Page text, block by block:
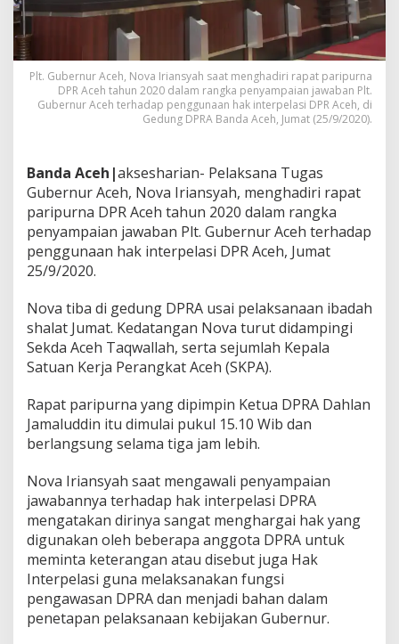
i
P
r
i
p
u
r
D
P
R
A
t
e
a
n
g
I
n
r
p
e
a
s
i
Plt. Gubernur Aceh, Nova Iriansyah saat menghadiri rapat paripurna
DPR Aceh tahun 2020 dalam rangka penyampaian jawaban Plt.
Gubernur Aceh terhadap penggunaan hak interpelasi DPR Aceh, di
Gedung DPRA Banda Aceh, Jumat (25/9/2020).
Banda Aceh|aksesharian- Pelaksana Tugas
Gubernur Aceh, Nova Iriansyah, menghadiri rapat
paripurna DPR Aceh tahun 2020 dalam rangka
penyampaian jawaban Plt. Gubernur Aceh terhadap
penggunaan hak interpelasi DPR Aceh, Jumat
25/9/2020.
Nova tiba di gedung DPRA usai pelaksanaan ibadah
shalat Jumat. Kedatangan Nova turut didampingi
Sekda Aceh Taqwallah, serta sejumlah Kepala
Satuan Kerja Perangkat Aceh (SKPA).
Rapat paripurna yang dipimpin Ketua DPRA Dahlan
Jamaluddin itu dimulai pukul 15.10 Wib dan
berlangsung selama tiga jam lebih.
Nova Iriansyah saat mengawali penyampaian
jawabannya terhadap hak interpelasi DPRA
mengatakan dirinya sangat menghargai hak yang
digunakan oleh beberapa anggota DPRA untuk
meminta keterangan atau disebut juga Hak
Interpelasi guna melaksanakan fungsi
pengawasan DPRA dan menjadi bahan dalam
penetapan pelaksanaan kebijakan Gubernur.